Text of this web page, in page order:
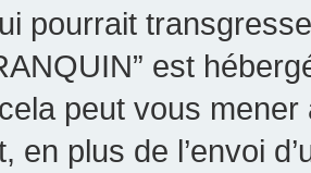
pourrait
est
peut vous
en plus de l’envoi